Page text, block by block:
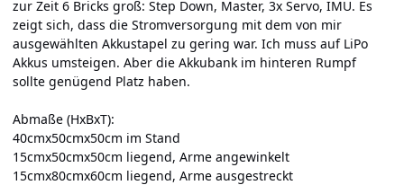
zur Zeit 6 Bricks groß: Step Down, Master, 3x Servo, IMU. Es
zeigt sich, dass die Stromversorgung mit dem von mir
ausgewählten Akkustapel zu gering war. Ich muss auf LiPo
Akkus umsteigen. Aber die Akkubank im hinteren Rumpf
sollte genügend Platz haben.
Abmaße (HxBxT):
40cmx50cmx50cm im Stand
15cmx50cmx50cm liegend, Arme angewinkelt
15cmx80cmx60cm liegend, Arme ausgestreckt